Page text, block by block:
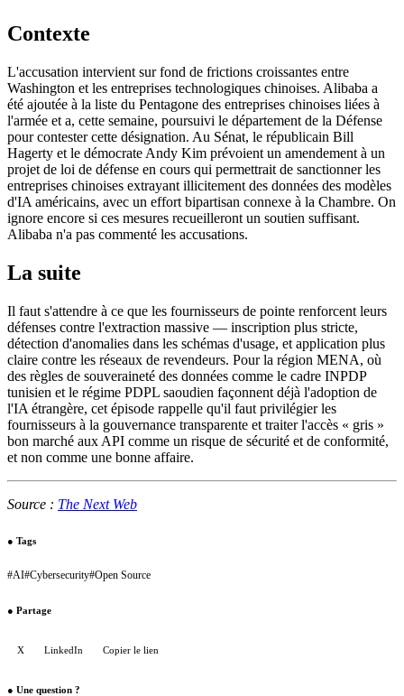
Contexte
L'accusation intervient sur fond de frictions croissantes entre
Washington et les entreprises technologiques chinoises. Alibaba a
été ajoutée à la liste du Pentagone des entreprises chinoises liées à
l'armée et a, cette semaine, poursuivi le département de la Défense
pour contester cette désignation. Au Sénat, le républicain Bill
Hagerty et le démocrate Andy Kim prévoient un amendement à un
projet de loi de défense en cours qui permettrait de sanctionner les
entreprises chinoises extrayant illicitement des données des modèles
d'IA américains, avec un effort bipartisan connexe à la Chambre. On
ignore encore si ces mesures recueilleront un soutien suffisant.
Alibaba n'a pas commenté les accusations.
La suite
Il faut s'attendre à ce que les fournisseurs de pointe renforcent leurs
défenses contre l'extraction massive — inscription plus stricte,
détection d'anomalies dans les schémas d'usage, et application plus
claire contre les réseaux de revendeurs. Pour la région MENA, où
des règles de souveraineté des données comme le cadre INPDP
tunisien et le régime PDPL saoudien façonnent déjà l'adoption de
l'IA étrangère, cet épisode rappelle qu'il faut privilégier les
fournisseurs à la gouvernance transparente et traiter l'accès « gris »
bon marché aux API comme un risque de sécurité et de conformité,
et non comme une bonne affaire.
Source : The Next Web
● Tags
#AI#Cybersecurity#Open Source
● Partage
X LinkedIn Copier le lien
● Une question ?